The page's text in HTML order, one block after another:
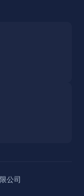
公司